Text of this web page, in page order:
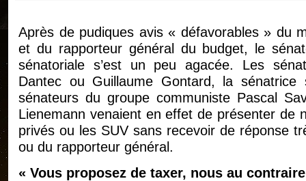
Après de pudiques avis « défavorables » du
et du rapporteur général du budget, le
sénatoriale s’est un peu agacée. Les
Dantec ou Guillaume Gontard, la
sénateurs du groupe communiste Pascal
Lienemann venaient en effet de présenter de
privés ou les SUV sans recevoir de réponse
ou du rapporteur général.
« Vous proposez de taxer, nous au